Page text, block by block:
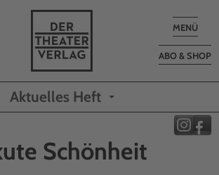
Toggle
MENÜ
ABO & SHOP
Aktuelles Heft
Schönheit